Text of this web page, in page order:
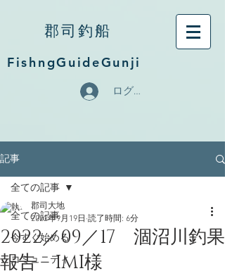
郡司釣船
FishngGuideGunji
ログイン
記事
全ての記事
今すぐ始める
コミュニティ
全ての記事
2022／09／17 涸沼川釣果
報告 IMI様
郡司大地
2022年9月19日 読了時間: 6分